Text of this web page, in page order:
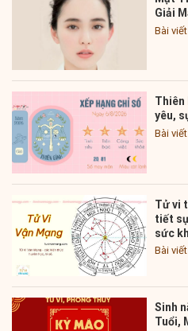
Giải
Bài viết
Thiên
yêu,
Bài viết
Tử vi
tiết
sức
Bài viết
Sinh
Tuổi,